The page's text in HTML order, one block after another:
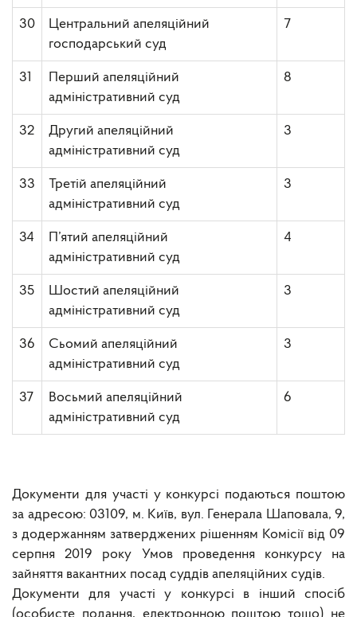
30
Центральний апеляційний
господарський суд
7
31
Перший апеляційний
адміністративний суд
8
32
Другий апеляційний
адміністративний суд
3
33
Третій апеляційний
адміністративний суд
3
34
П’ятий апеляційний
адміністративний суд
4
35
Шостий апеляційний
адміністративний суд
3
36
Сьомий апеляційний
адміністративний суд
3
37
Восьмий апеляційний
адміністративний суд
6
Документи для участі у конкурсі подаються поштою
за адресою: 03109, м. Київ, вул. Генерала Шаповала, 9,
з додержанням затверджених рішенням Комісії від 09
серпня 2019 року Умов проведення конкурсу на
зайняття вакантних посад суддів апеляційних судів.
Документи для участі у конкурсі в інший спосіб